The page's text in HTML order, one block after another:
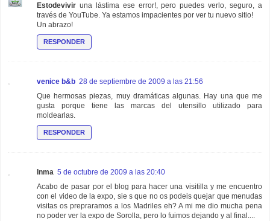
Estodevivir una lástima ese error!, pero puedes verlo, seguro, a
través de YouTube. Ya estamos impacientes por ver tu nuevo sitio!
Un abrazo!
RESPONDER
venice b&b 28 de septiembre de 2009 a las 21:56
Que hermosas piezas, muy dramáticas algunas. Hay una que me
gusta porque tiene las marcas del utensillo utilizado para
moldearlas.
RESPONDER
Inma 5 de octubre de 2009 a las 20:40
Acabo de pasar por el blog para hacer una visitilla y me encuentro
con el video de la expo, sie s que no os podeis quejar que menudas
visitas os prepraramos a los Madriles eh? A mi me dio mucha pena
no poder ver la expo de Sorolla, pero lo fuimos dejando y al final....